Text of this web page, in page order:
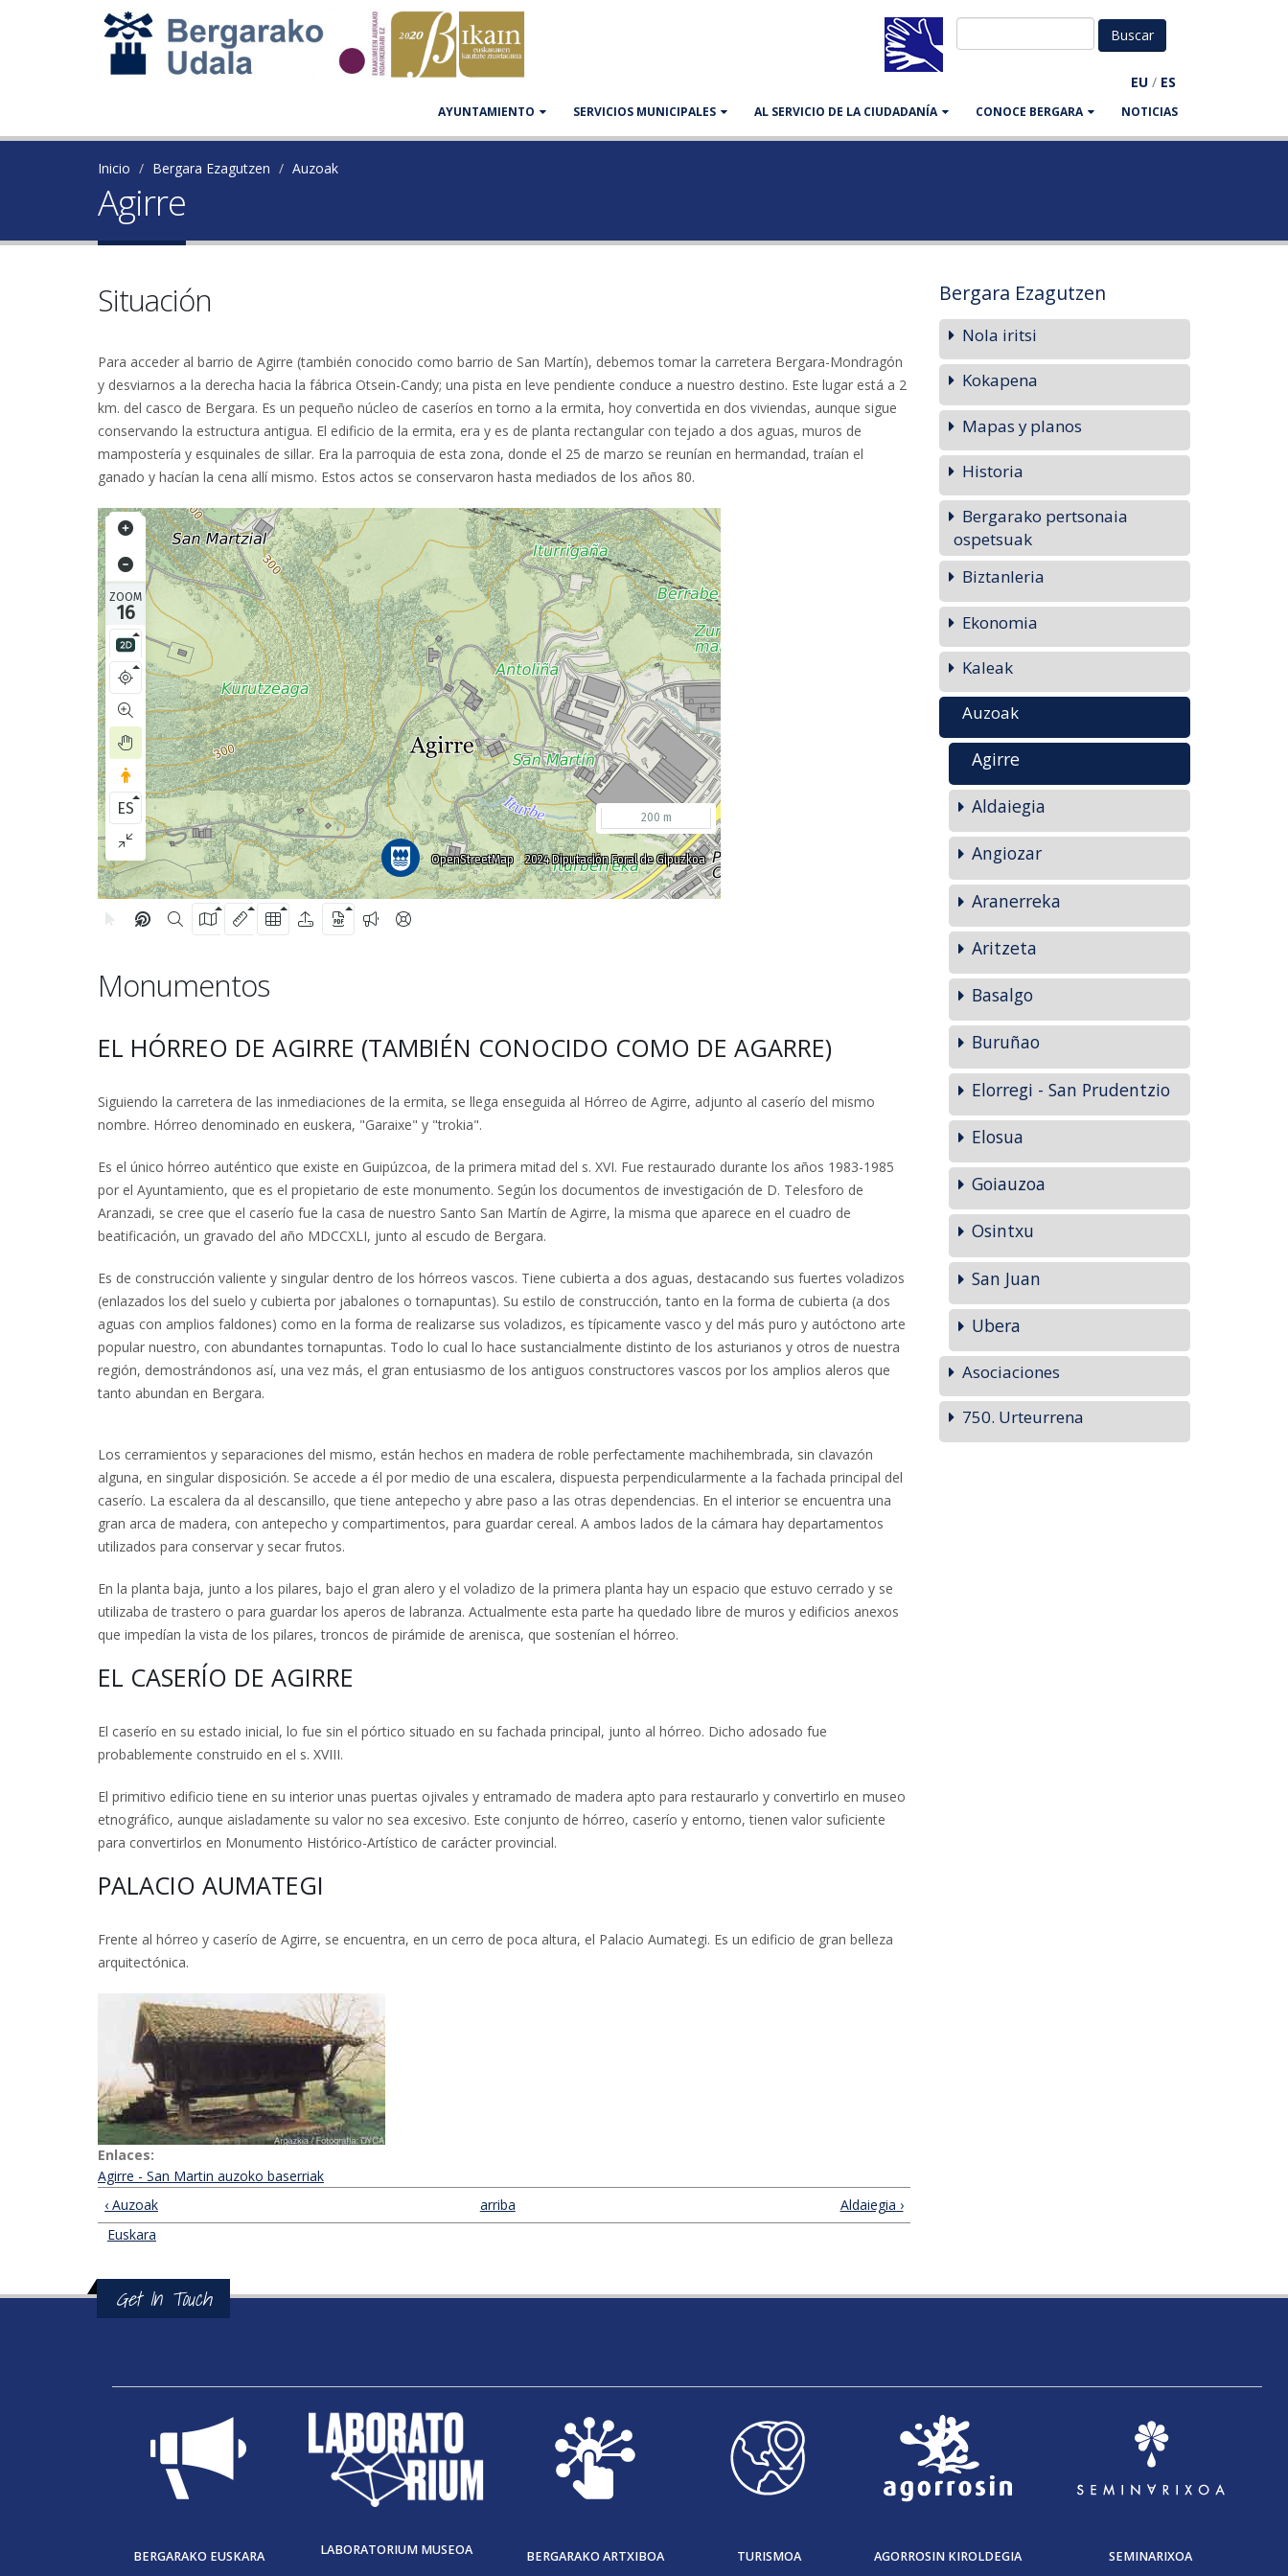
EU / ES
AYUNTAMIENTO SERVICIOS MUNICIPALES AL SERVICIO DE LA CIUDADANÍA CONOCE BERGARA NOTICIAS
Inicio Bergara Ezagutzen Auzoak
Agirre
Situación
Para acceder al barrio de Agirre (también conocido como barrio de San Martín), debemos tomar la carretera Bergara-Mondragón
y desviarnos a la derecha hacia la fábrica Otsein-Candy; una pista en leve pendiente conduce a nuestro destino. Este lugar está a 2
km. del casco de Bergara. Es un pequeño núcleo de caseríos en torno a la ermita, hoy convertida en dos viviendas, aunque sigue
conservando la estructura antigua. El edificio de la ermita, era y es de planta rectangular con tejado a dos aguas, muros de
mampostería y esquinales de sillar. Era la parroquia de esta zona, donde el 25 de marzo se reunían en hermandad, traían el
ganado y hacían la cena allí mismo. Estos actos se conservaron hasta mediados de los años 80.
Monumentos
EL HÓRREO DE AGIRRE (TAMBIÉN CONOCIDO COMO DE AGARRE)
Siguiendo la carretera de las inmediaciones de la ermita, se llega enseguida al Hórreo de Agirre, adjunto al caserío del mismo
nombre. Hórreo denominado en euskera, "Garaixe" y "trokia".
Es el único hórreo auténtico que existe en Guipúzcoa, de la primera mitad del s. XVI. Fue restaurado durante los años 1983-1985
por el Ayuntamiento, que es el propietario de este monumento. Según los documentos de investigación de D. Telesforo de
Aranzadi, se cree que el caserío fue la casa de nuestro Santo San Martín de Agirre, la misma que aparece en el cuadro de
beatificación, un gravado del año MDCCXLI, junto al escudo de Bergara.
Es de construcción valiente y singular dentro de los hórreos vascos. Tiene cubierta a dos aguas, destacando sus fuertes voladizos
(enlazados los del suelo y cubierta por jabalones o tornapuntas). Su estilo de construcción, tanto en la forma de cubierta (a dos
aguas con amplios faldones) como en la forma de realizarse sus voladizos, es típicamente vasco y del más puro y autóctono arte
popular nuestro, con abundantes tornapuntas. Todo lo cual lo hace sustancialmente distinto de los asturianos y otros de nuestra
región, demostrándonos así, una vez más, el gran entusiasmo de los antiguos constructores vascos por los amplios aleros que
tanto abundan en Bergara.
Los cerramientos y separaciones del mismo, están hechos en madera de roble perfectamente machihembrada, sin clavazón
alguna, en singular disposición. Se accede a él por medio de una escalera, dispuesta perpendicularmente a la fachada principal del
caserío. La escalera da al descansillo, que tiene antepecho y abre paso a las otras dependencias. En el interior se encuentra una
gran arca de madera, con antepecho y compartimentos, para guardar cereal. A ambos lados de la cámara hay departamentos
utilizados para conservar y secar frutos.
En la planta baja, junto a los pilares, bajo el gran alero y el voladizo de la primera planta hay un espacio que estuvo cerrado y se
utilizaba de trastero o para guardar los aperos de labranza. Actualmente esta parte ha quedado libre de muros y edificios anexos
que impedían la vista de los pilares, troncos de pirámide de arenisca, que sostenían el hórreo.
EL CASERÍO DE AGIRRE
El caserío en su estado inicial, lo fue sin el pórtico situado en su fachada principal, junto al hórreo. Dicho adosado fue
probablemente construido en el s. XVIII.
El primitivo edificio tiene en su interior unas puertas ojivales y entramado de madera apto para restaurarlo y convertirlo en museo
etnográfico, aunque aisladamente su valor no sea excesivo. Este conjunto de hórreo, caserío y entorno, tienen valor suficiente
para convertirlos en Monumento Histórico-Artístico de carácter provincial.
PALACIO AUMATEGI
Frente al hórreo y caserío de Agirre, se encuentra, en un cerro de poca altura, el Palacio Aumategi. Es un edificio de gran belleza
arquitectónica.
Enlaces:
Agirre - San Martin auzoko baserriak
‹ Auzoak
arriba
Aldaiegia ›
Euskara
Bergara Ezagutzen
Nola iritsi
Kokapena
Mapas y planos
Historia
Bergarako pertsonaia
ospetsuak
Biztanleria
Ekonomia
Kaleak
Auzoak
Agirre
Aldaiegia
Angiozar
Aranerreka
Aritzeta
Basalgo
Buruñao
Elorregi - San Prudentzio
Elosua
Goiauzoa
Osintxu
San Juan
Ubera
Asociaciones
750. Urteurrena
Get In Touch
BERGARAKO EUSKARA LABORATORIUM MUSEOA BERGARAKO ARTXIBOA TURISMOA AGORROSIN KIROLDEGIA SEMINARIXOA